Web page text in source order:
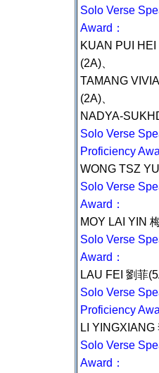
Solo Verse
Award：
KUAN PUI
(2A)、
TAMANG
(2A)、
NADYA-
Solo Verse
Proficiency
WONG TSZ
Solo Verse
Award：
MOY LAI YIN
Solo Verse
Award：
LAU FEI 劉菲
Solo Verse
Proficiency
LI
Solo Verse
Award：